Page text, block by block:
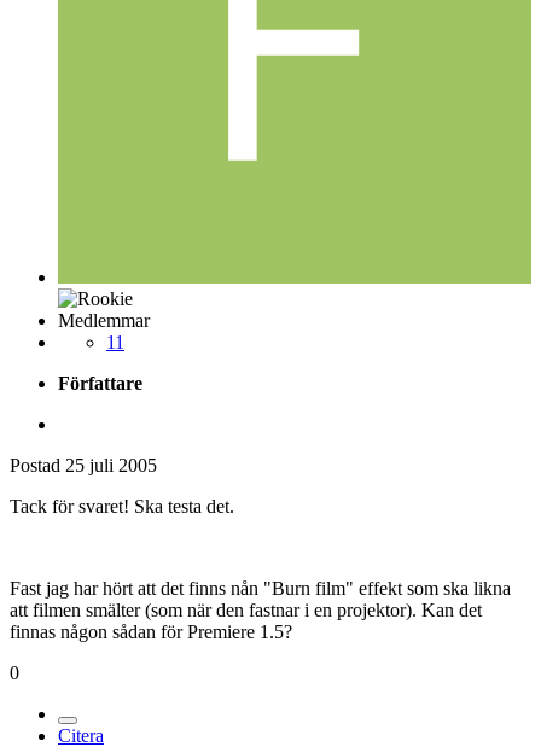
Medlemmar
11
Författare
Postad 25 juli 2005
Tack för svaret! Ska testa det.
Fast jag har hört att det finns nån "Burn film" effekt som ska likna
att filmen smälter (som när den fastnar i en projektor). Kan det
finnas någon sådan för Premiere 1.5?
0
Citera